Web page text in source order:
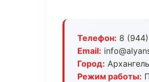
Телефон: 8
Email:
Город:
Режим работы: